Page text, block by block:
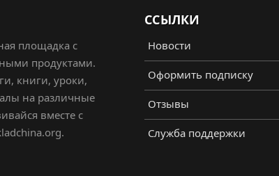
площадка с
продуктами.
книги, уроки,
на различные
вместе с
ССЫЛКИ
Новости
Оформить подписку
Отзывы
Служба поддержки